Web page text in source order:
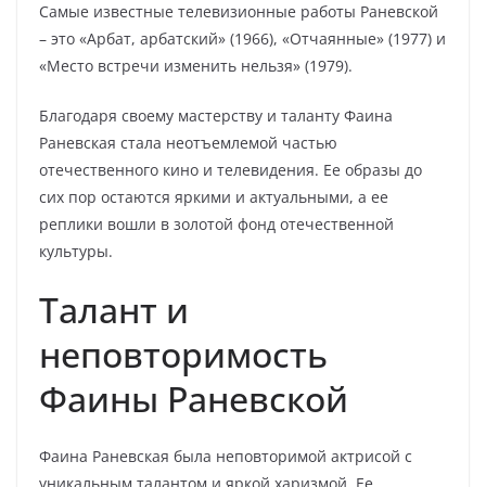
Самые известные телевизионные работы Раневской
– это «Арбат, арбатский» (1966), «Отчаянные» (1977) и
«Место встречи изменить нельзя» (1979).
Благодаря своему мастерству и таланту Фаина
Раневская стала неотъемлемой частью
отечественного кино и телевидения. Ее образы до
сих пор остаются яркими и актуальными, а ее
реплики вошли в золотой фонд отечественной
культуры.
Талант и
неповторимость
Фаины Раневской
Фаина Раневская была неповторимой актрисой с